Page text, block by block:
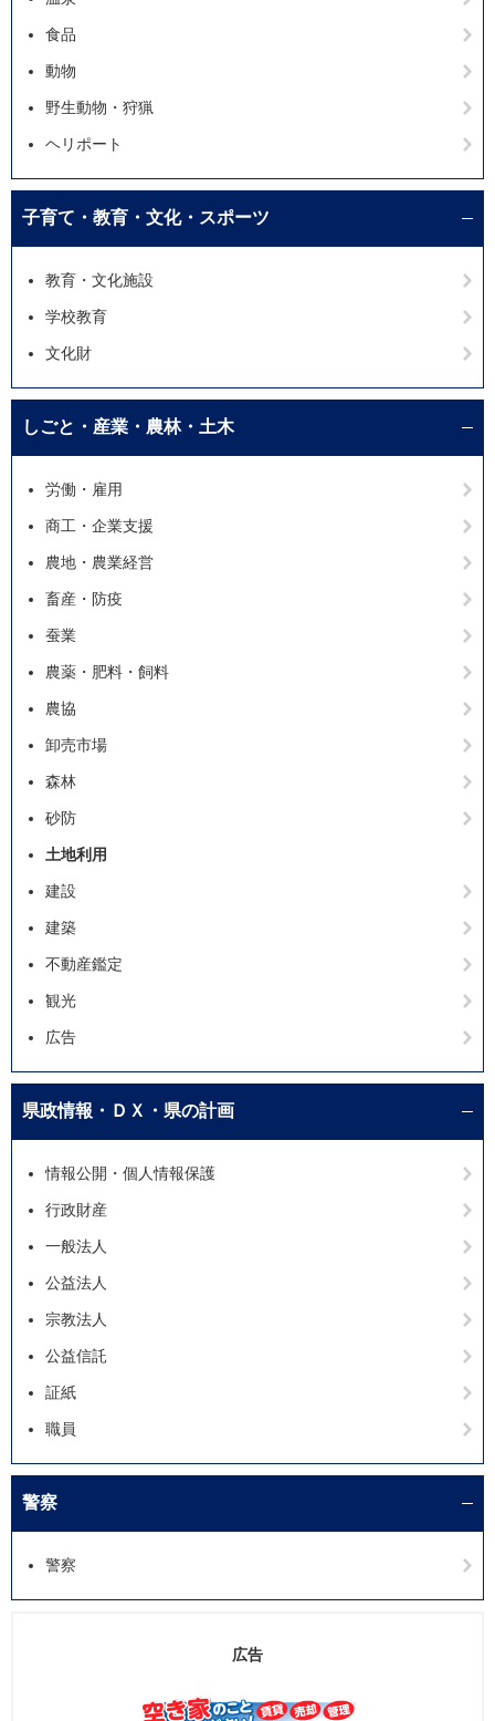
食品
動物
野生動物・狩猟
ヘリポート
子育て・教育・文化・スポーツ
教育・文化施設
学校教育
文化財
しごと・産業・農林・土木
労働・雇用
商工・企業支援
農地・農業経営
畜産・防疫
蚕業
農薬・肥料・飼料
農協
卸売市場
森林
砂防
土地利用
建設
建築
不動産鑑定
観光
広告
県政情報・ＤＸ・県の計画
情報公開・個人情報保護
行政財産
一般法人
公益法人
宗教法人
公益信託
証紙
職員
警察
警察
広告